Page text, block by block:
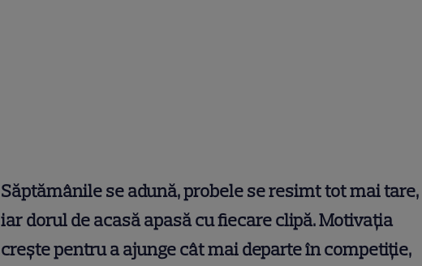
Săptămânile se adună, probele se resimt tot mai tare,
iar dorul de acasă apasă cu fiecare clipă. Motivația
crește pentru a ajunge cât mai departe în competiție,